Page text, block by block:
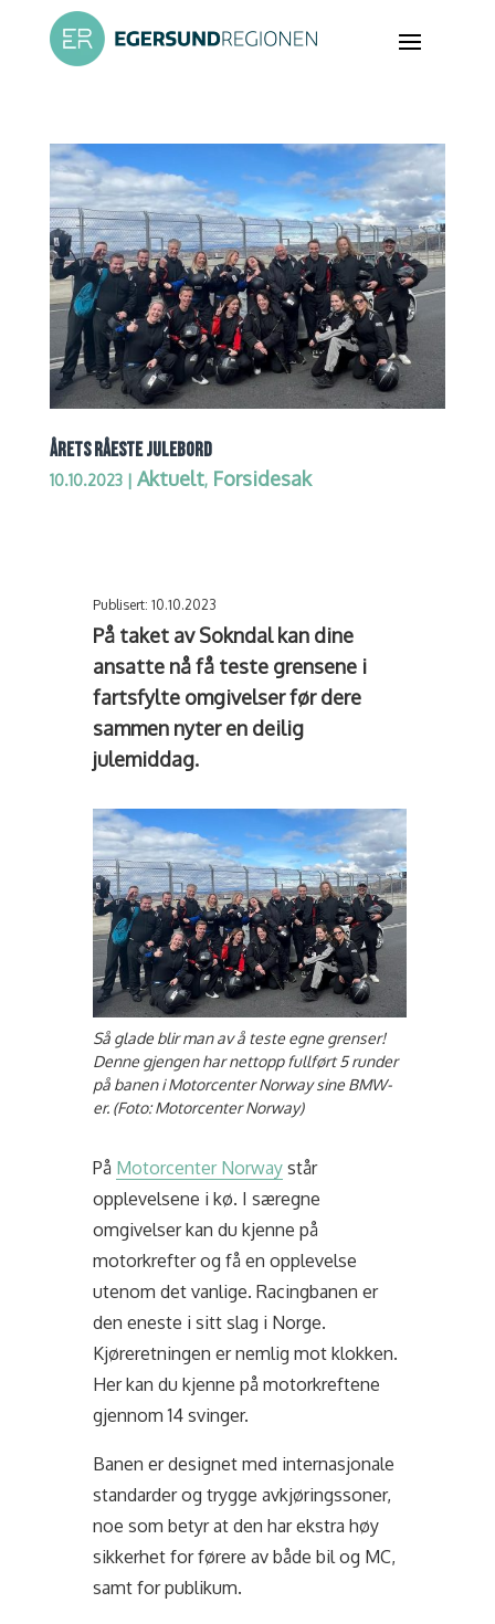
ÅRETS RÅESTE JULEBORD
10.10.2023| Aktuelt, Forsidesak
Publisert: 10.10.2023
På taket av Sokndal kan dine
ansatte nå få teste grensene i
fartsfylte omgivelser før dere
sammen nyter en deilig
julemiddag.
Så glade blir man av å teste egne grenser!
Denne gjengen har nettopp fullført 5 runder
på banen i Motorcenter Norway sine BMW-
er. (Foto: Motorcenter Norway)
På Motorcenter Norway står
opplevelsene i kø. I særegne
omgivelser kan du kjenne på
motorkrefter og få en opplevelse
utenom det vanlige. Racingbanen er
den eneste i sitt slag i Norge.
Kjøreretningen er nemlig mot klokken.
Her kan du kjenne på motorkreftene
gjennom 14 svinger.
Banen er designet med internasjonale
standarder og trygge avkjøringssoner,
noe som betyr at den har ekstra høy
sikkerhet for førere av både bil og MC,
samt for publikum.